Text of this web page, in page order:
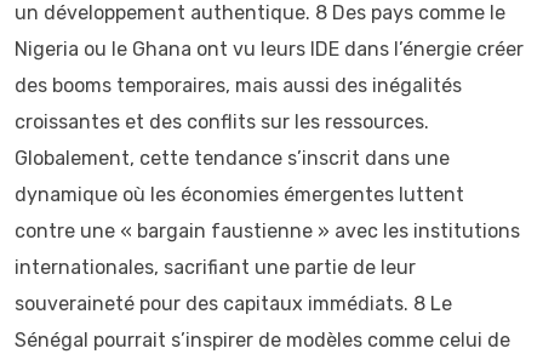
un développement authentique. 8 Des pays comme le
Nigeria ou le Ghana ont vu leurs IDE dans l’énergie créer
des booms temporaires, mais aussi des inégalités
croissantes et des conflits sur les ressources.
Globalement, cette tendance s’inscrit dans une
dynamique où les économies émergentes luttent
contre une « bargain faustienne » avec les institutions
internationales, sacrifiant une partie de leur
souveraineté pour des capitaux immédiats. 8 Le
Sénégal pourrait s’inspirer de modèles comme celui de